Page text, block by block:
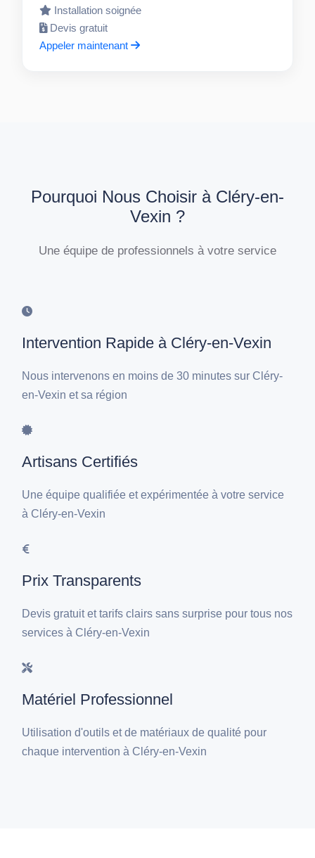
Installation soignée
Devis gratuit
Appeler maintenant
Pourquoi Nous Choisir à Cléry-en-
Vexin ?
Une équipe de professionnels à votre service
Intervention Rapide à Cléry-en-Vexin
Nous intervenons en moins de 30 minutes sur Cléry-
en-Vexin et sa région
Artisans Certifiés
Une équipe qualifiée et expérimentée à votre service
à Cléry-en-Vexin
Prix Transparents
Devis gratuit et tarifs clairs sans surprise pour tous nos
services à Cléry-en-Vexin
Matériel Professionnel
Utilisation d'outils et de matériaux de qualité pour
chaque intervention à Cléry-en-Vexin